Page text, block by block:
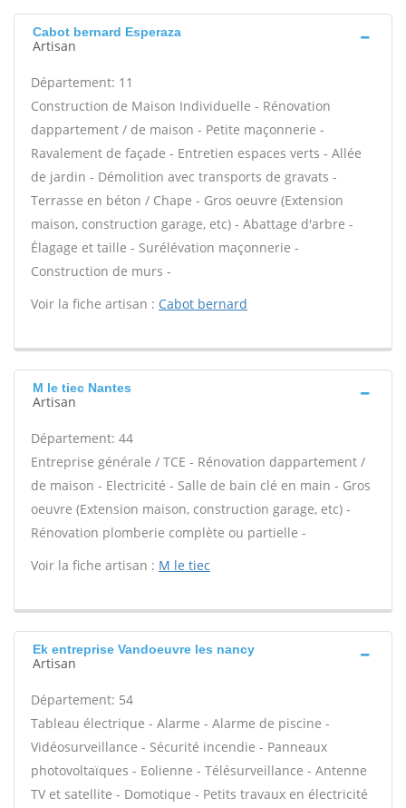
Cabot bernard Esperaza
Artisan
Département: 11
Construction de Maison Individuelle - Rénovation
dappartement / de maison - Petite maçonnerie -
Ravalement de façade - Entretien espaces verts - Allée
de jardin - Démolition avec transports de gravats -
Terrasse en béton / Chape - Gros oeuvre (Extension
maison, construction garage, etc) - Abattage d'arbre -
Élagage et taille - Surélévation maçonnerie -
Construction de murs -
Voir la fiche artisan : Cabot bernard
M le tiec Nantes
Artisan
Département: 44
Entreprise générale / TCE - Rénovation dappartement /
de maison - Electricité - Salle de bain clé en main - Gros
oeuvre (Extension maison, construction garage, etc) -
Rénovation plomberie complète ou partielle -
Voir la fiche artisan : M le tiec
Ek entreprise Vandoeuvre les nancy
Artisan
Département: 54
Tableau électrique - Alarme - Alarme de piscine -
Vidéosurveillance - Sécurité incendie - Panneaux
photovoltaïques - Eolienne - Télésurveillance - Antenne
TV et satellite - Domotique - Petits travaux en électricité